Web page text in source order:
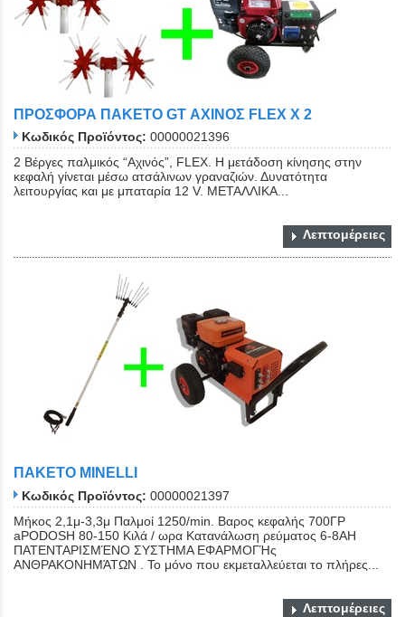
ΠΡΟΣΦΟΡΑ ΠΑΚΕΤΟ GT ΑΧΙΝΟΣ FLEX X 2
Κωδικός Προϊόντος: 00000021396
2 Βέργες παλμικός “Αχινός”, FLEX. Η μετάδοση κίνησης στην
κεφαλή γίνεται μέσω ατσάλινων γραναζιών. Δυνατότητα
λειτουργίας και με μπαταρία 12 V. ΜΕΤΑΛΛΙΚΑ...
Λεπτομέρειες
ΠΑΚΕΤΟ MINELLI
Κωδικός Προϊόντος: 00000021397
Μήκος 2,1μ-3,3μ Παλμοί 1250/min. Βαρος κεφαλής 700ΓΡ
aPODOSH 80-150 Kιλά / ωρα Κατανάλωση ρεύματος 6-8AH
ΠΑΤΕΝΤΑΡΙΣΜΈΝΟ ΣΥΣΤΗΜΑ ΕΦΑΡΜΟΓΉς
ΑΝΘΡΑΚΟΝΗΜΆΤΩΝ . Το μόνο που εκμεταλλεύεται το πλήρες...
Λεπτομέρειες